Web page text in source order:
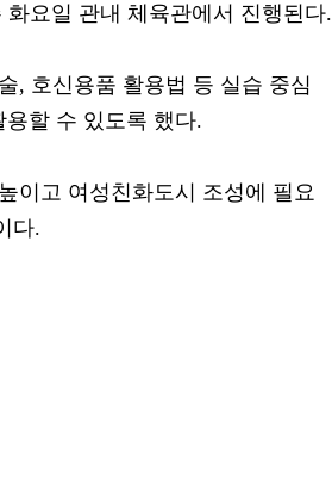
화요일 관내 체육관에서 진행된다.
, 호신용품 활용법 등 실습 중심
할 수 있도록 했다.
이고 여성친화도시 조성에 필요
다.